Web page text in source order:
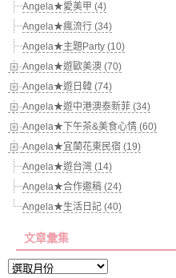
Angela★愛美甲 (4)
Angela★瘋流行 (34)
Angela★主題Party (10)
Angela★遊歐美澳 (70)
Angela★遊日韓 (74)
Angela★遊中港澳泰新菲 (34)
Angela★下午茶&美食心情 (60)
Angela★宜蘭花東民宿 (19)
Angela★遊台灣 (14)
Angela★合作邀稿 (24)
Angela★生活日記 (40)
文章彙集
文